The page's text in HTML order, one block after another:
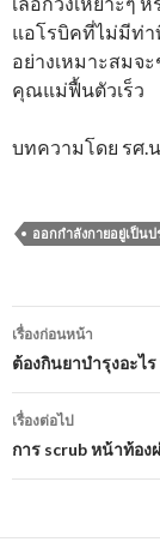
แอโรบิคที่ไม่มีท่า
อย่างเหมาะสมจ
คุณแม่ฟื้นตัวเร็ว
บทความโดย รศ.
ออกกำลังกายอยู่เป็นป
เมนู
นำทาง
เรื่อง
เรื่องก่อนหน้า
ต้องกินยาบำรุงอะไ
เรื่องต่อไป
การ scrub หน้าท้อง